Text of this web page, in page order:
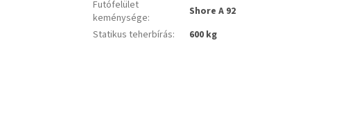
Futófelület
keménysége:
Shore A 92
Statikus teherbírás: 600 kg